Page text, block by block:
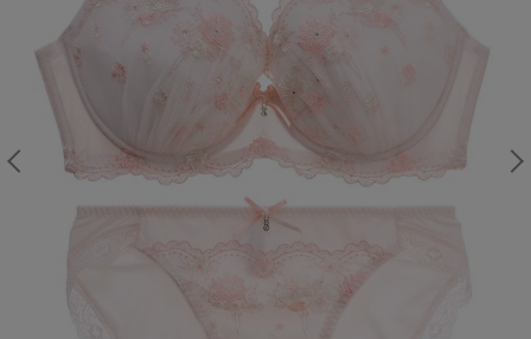
マタニティ
SALE
A60 A70